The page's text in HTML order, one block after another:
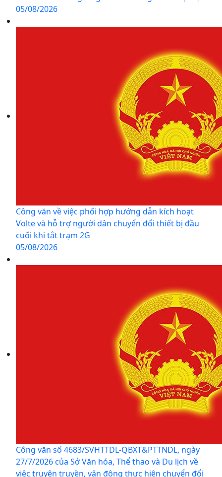
05/08/2026
Công văn về việc phối hợp hướng dẫn kích hoạt
Volte và hỗ trợ người dân chuyển đổi thiết bị đầu
cuối khi tắt trạm 2G
05/08/2026
Công văn số 4683/SVHTTDL-QBXT&PTTNDL, ngày
27/7/2026 của Sở Văn hóa, Thể thao và Du lịch về
việc truyên truyền, vận động thực hiện chuyển đổi